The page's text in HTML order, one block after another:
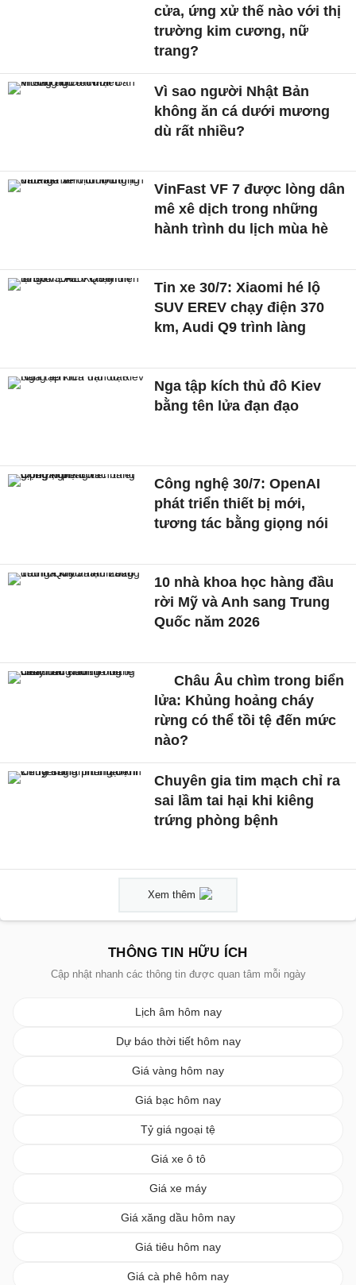
cửa, ứng xử thế nào với thị
trường kim cương, nữ
trang?
Vì sao người Nhật Bản
không ăn cá dưới mương
dù rất nhiều?
VinFast VF 7 được lòng dân
mê xê dịch trong những
hành trình du lịch mùa hè
Tin xe 30/7: Xiaomi hé lộ
SUV EREV chạy điện 370
km, Audi Q9 trình làng
Nga tập kích thủ đô Kiev
bằng tên lửa đạn đạo
Công nghệ 30/7: OpenAI
phát triển thiết bị mới,
tương tác bằng giọng nói
10 nhà khoa học hàng đầu
rời Mỹ và Anh sang Trung
Quốc năm 2026
Châu Âu chìm trong biển
lửa: Khủng hoảng cháy
rừng có thể tồi tệ đến mức
nào?
Chuyên gia tim mạch chỉ ra
sai lầm tai hại khi kiêng
trứng phòng bệnh
Xem thêm
THÔNG TIN HỮU ÍCH
Cập nhật nhanh các thông tin được quan tâm mỗi ngày
Lịch âm hôm nay
Dự báo thời tiết hôm nay
Giá vàng hôm nay
Giá bạc hôm nay
Tỷ giá ngoại tệ
Giá xe ô tô
Giá xe máy
Giá xăng dầu hôm nay
Giá tiêu hôm nay
Giá cà phê hôm nay